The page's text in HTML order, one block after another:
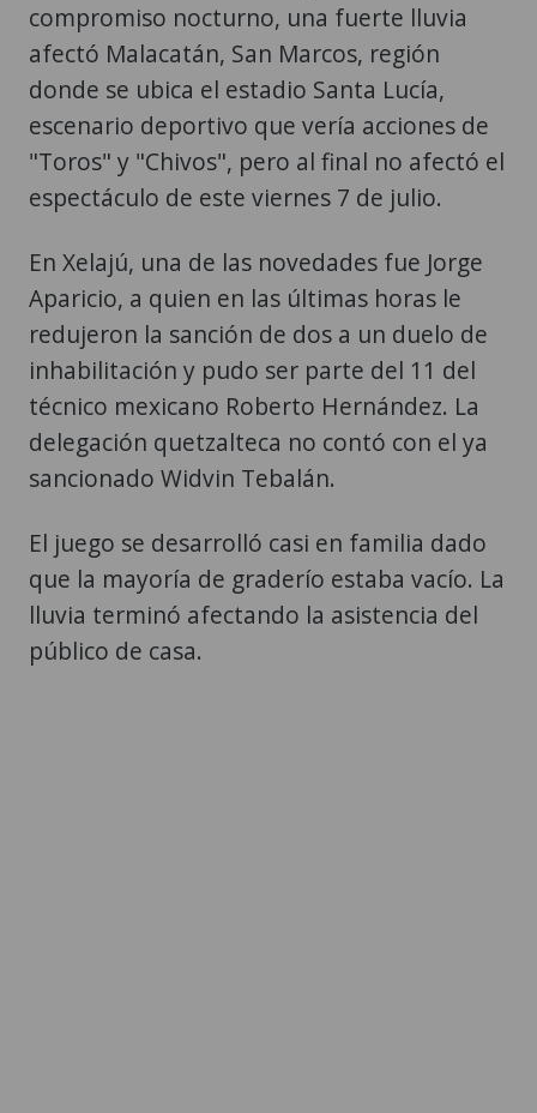
compromiso nocturno, una fuerte lluvia
afectó Malacatán, San Marcos, región
donde se ubica el estadio Santa Lucía,
escenario deportivo que vería acciones de
"Toros" y "Chivos", pero al final no afectó el
espectáculo de este viernes 7 de julio.
En Xelajú, una de las novedades fue Jorge
Aparicio, a quien en las últimas horas le
redujeron la sanción de dos a un duelo de
inhabilitación y pudo ser parte del 11 del
técnico mexicano Roberto Hernández. La
delegación quetzalteca no contó con el ya
sancionado Widvin Tebalán.
El juego se desarrolló casi en familia dado
que la mayoría de graderío estaba vacío. La
lluvia terminó afectando la asistencia del
público de casa.